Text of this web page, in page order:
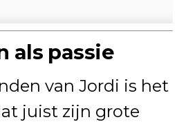
als passie
van Jordi is het
juist zijn grote